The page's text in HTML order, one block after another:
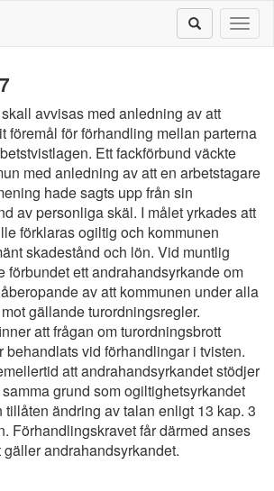
avvisas med anledning av att
föremål för förhandling mellan parterna
Ett fackförbund väckte
med anledning av att en arbetstagare
hade sagts upp från sin
av personliga skäl. I målet yrkades att
förklaras ogiltig och kommunen
skadestånd och lön. Vid muntlig
förbundet ett andrahandsyrkande om
av att kommunen under alla
gällande turordningsregler.
att frågan om turordningsbrott
behandlats vid förhandlingar i tvisten.
att andrahandsyrkandet stödjer
grund som ogiltighetsyrkandet
tillåten ändring av talan enligt 13 kap. 3
Förhandlingskravet får därmed anses
andrahandsyrkandet.